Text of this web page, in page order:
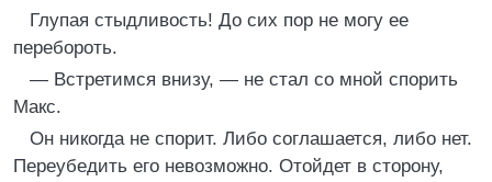
Глупая стыдливость! До сих пор не могу ее
перебороть.
— Встретимся внизу, — не стал со мной спорить
Макс.
Он никогда не спорит. Либо соглашается, либо нет.
Переубедить его невозможно. Отойдет в сторону,